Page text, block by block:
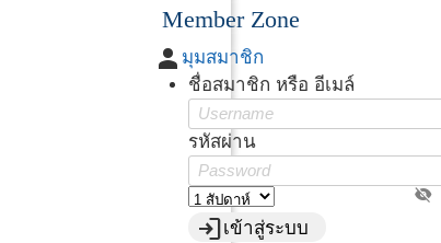
Member Zone
person มุมสมาชิก
ชื่อสมาชิก หรือ อีเมล์
รหัสผ่าน
visibility_off
loginเข้าสู่ระบบ